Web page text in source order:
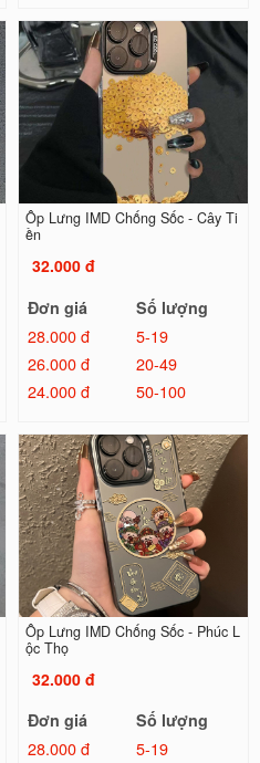
Ốp Lưng IMD Chống Sốc - Cây Ti
ền
32.000 đ
Đơn giá
Số lượng
28.000 đ
5-19
26.000 đ
20-49
24.000 đ
50-100
Ốp Lưng IMD Chống Sốc - Phúc L
ộc Thọ
32.000 đ
Đơn giá
Số lượng
28.000 đ
5-19